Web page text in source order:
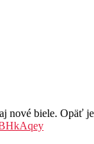
biele. Opäť